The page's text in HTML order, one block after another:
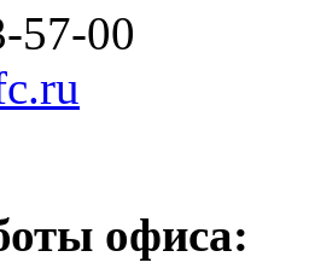
57-00
офиса: